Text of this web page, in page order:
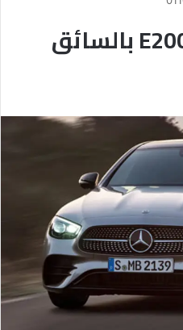
ايجار مرسيدس E200 بالسائق